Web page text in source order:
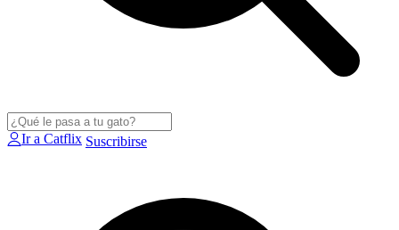
Ir a Catflix Suscribirse